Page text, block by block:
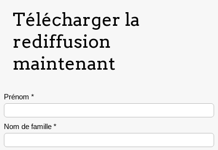
Télécharger la
rediffusion
maintenant